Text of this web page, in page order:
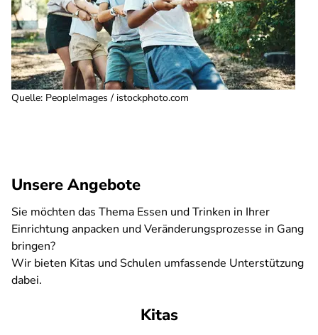
Quelle: PeopleImages / istockphoto.com
Unsere Angebote
Sie möchten das Thema Essen und Trinken in Ihrer
Einrichtung anpacken und Veränderungsprozesse in Gang
bringen?
Wir bieten Kitas und Schulen umfassende Unterstützung
dabei.
Kitas